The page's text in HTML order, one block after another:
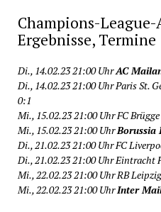
Champions-
Ergebnisse, Termine
Di., 14.02.23 21:00 UhrAC
Di., 14.02.23 21:00 Uhr Paris St.
0:1
Mi., 15.02.23 21:00 Uhr FC
Mi., 15.02.23 21:00 UhrBorussia
Di., 21.02.23 21:00 Uhr FC
Di., 21.02.23 21:00 Uhr Eintracht
Mi., 22.02.23 21:00 Uhr RB
Mi., 22.02.23 21:00 UhrInter